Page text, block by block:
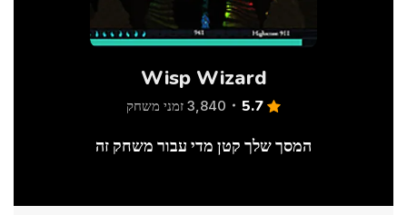
Wisp Wizard
5.7 3,840 זמני משחק
המסך שלך קטן מדי עבור משחק זה